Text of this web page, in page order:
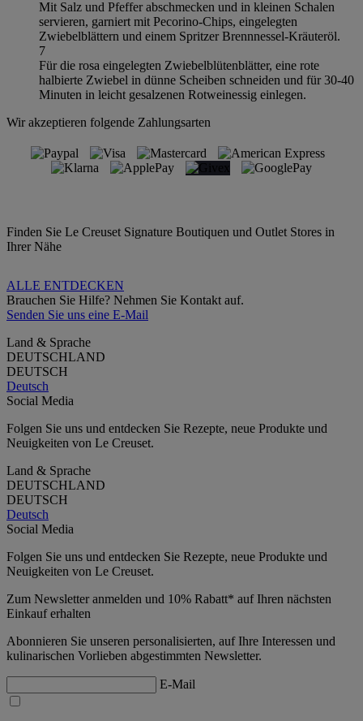
Mit Salz und Pfeffer abschmecken und in kleinen Schalen
servieren, garniert mit Pecorino-Chips, eingelegten
Zwiebelblättern und einem Spritzer Brennnessel-Kräuteröl.
7
Für die rosa eingelegten Zwiebelblütenblätter, eine rote
halbierte Zwiebel in dünne Scheiben schneiden und für 30-40
Minuten in leicht gesalzenen Rotweinessig einlegen.
Wir akzeptieren folgende Zahlungsarten
Finden Sie Le Creuset Signature Boutiquen und Outlet Stores in
Ihrer Nähe
ALLE ENTDECKEN
Brauchen Sie Hilfe? Nehmen Sie Kontakt auf.
Senden Sie uns eine E-Mail
Land & Sprache
DEUTSCHLAND
DEUTSCH
Deutsch
Social Media
Folgen Sie uns und entdecken Sie Rezepte, neue Produkte und
Neuigkeiten von Le Creuset.
Land & Sprache
DEUTSCHLAND
DEUTSCH
Deutsch
Social Media
Folgen Sie uns und entdecken Sie Rezepte, neue Produkte und
Neuigkeiten von Le Creuset.
Zum Newsletter anmelden und 10% Rabatt* auf Ihren nächsten
Einkauf erhalten
Abonnieren Sie unseren personalisierten, auf Ihre Interessen und
kulinarischen Vorlieben abgestimmten Newsletter.
E-Mail